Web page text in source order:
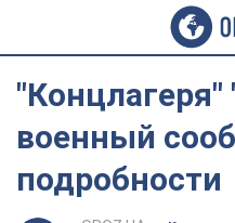
военный
подробности